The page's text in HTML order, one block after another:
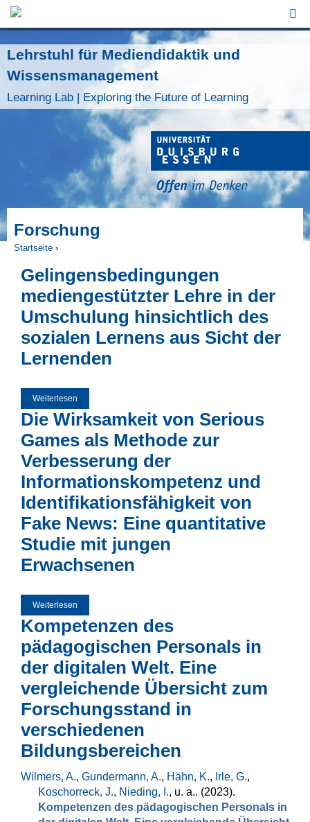
Jump to Navigation
Lehrstuhl für Mediendidaktik und
Wissensmanagement
Learning Lab | Exploring the Future of Learning
Forschung
Sie sind hier
Startseite ›
Gelingensbedingungen
mediengestützter Lehre in der
Umschulung hinsichtlich des
sozialen Lernens aus Sicht der
Lernenden
Weiterlesen
der Lernenden
Die Wirksamkeit von Serious
Games als Methode zur
Verbesserung der
Informationskompetenz und
Identifikationsfähigkeit von
Fake News: Eine quantitative
Studie mit jungen
Erwachsenen
Weiterlesen
Identifikationsfähigkeit von Fake News: Eine quantitative
Studie mit jungen Erwachsenen
Kompetenzen des
pädagogischen Personals in
der digitalen Welt. Eine
vergleichende Übersicht zum
Forschungsstand in
verschiedenen
Bildungsbereichen
Wilmers, A., Gundermann, A., Hähn, K., Irle, G.,
Koschorreck, J., Nieding, I., u. a.. (2023).
Kompetenzen des pädagogischen Personals in